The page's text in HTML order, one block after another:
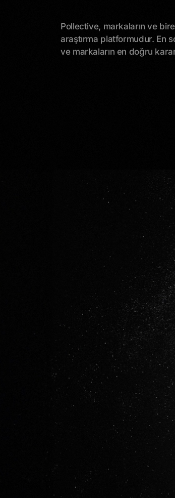
Pollective, markaların ve
araştırma platformudur. En
ve markaların en doğru